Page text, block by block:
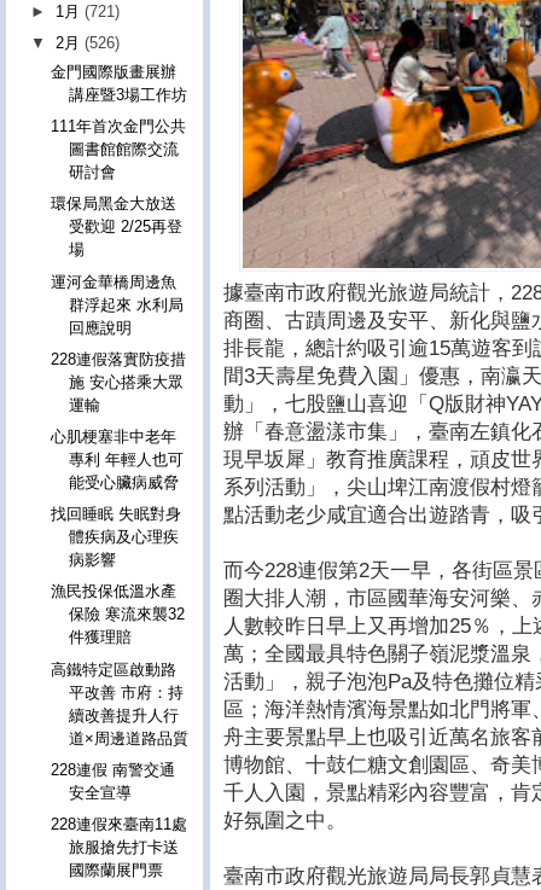
據臺南市政府觀光旅遊局統計，
商圈、古蹟周邊及安平、新化與
排長龍，總計約吸引逾15萬遊客
間3天壽星免費入園」優惠，南瀛
動」，七股鹽山喜迎「Q版財神
辦「春意盪漾市集」，臺南左鎮
現早坂犀」教育推廣課程，頑皮
系列活動」，尖山埤江南渡假村
點活動老少咸宜適合出遊踏青，
而今228連假第2天一早，各街區
圈大排人潮，市區國華海安河樂
人數較昨日早上又再增加25％，
萬；全國最具特色關子嶺泥漿溫
活動」，親子泡泡Pa及特色攤位
區；海洋熱情濱海景點如北門將
舟主要景點早上也吸引近萬名旅
博物館、十鼓仁糖文創園區、奇
千人入園，景點精彩內容豐富，
好氛圍之中。
臺南市政府觀光旅遊局局長郭貞
► 1月(721)
▼ 2月(526)
金門國際版畫展辦
講座暨3場工作坊
111年首次金門公共
圖書館館際交流
研討會
環保局黑金大放送
受歡迎 2/25再登
場
運河金華橋周邊魚
群浮起來 水利局
回應說明
228連假落實防疫措
施 安心搭乘大眾
運輸
心肌梗塞非中老年
專利 年輕人也可
能受心臟病威脅
找回睡眠 失眠對身
體疾病及心理疾
病影響
漁民投保低溫水產
保險 寒流來襲32
件獲理賠
高鐵特定區啟動路
平改善 市府：持
續改善提升人行
道×周邊道路品質
228連假 南警交通
安全宣導
228連假來臺南11處
旅服搶先打卡送
國際蘭展門票